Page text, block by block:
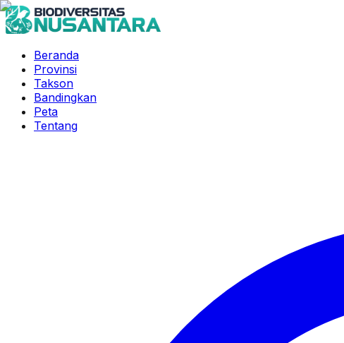
Beranda
Provinsi
Takson
Bandingkan
Peta
Tentang